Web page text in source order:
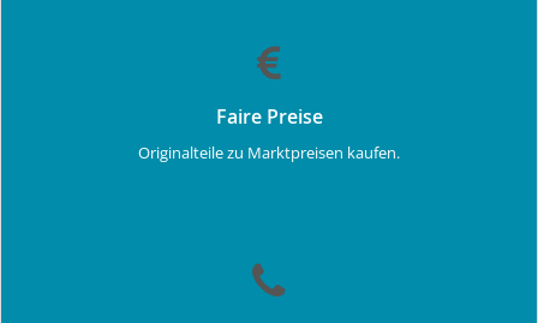
Faire Preise
Originalteile zu Marktpreisen kaufen.